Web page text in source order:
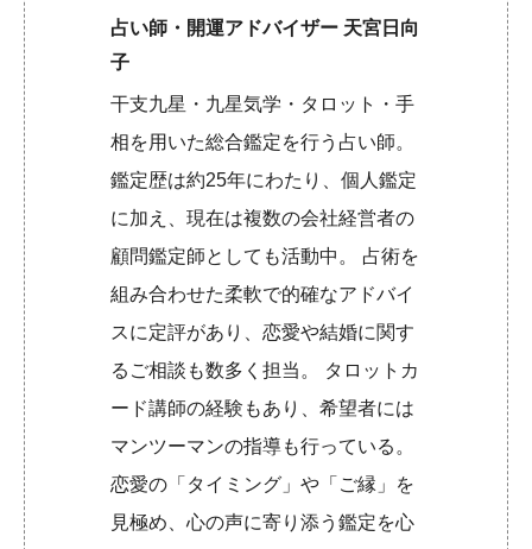
占い師・開運アドバイザー 天宮日向
子
干支九星・九星気学・タロット・手
相を用いた総合鑑定を行う占い師。
鑑定歴は約25年にわたり、個人鑑定
に加え、現在は複数の会社経営者の
顧問鑑定師としても活動中。 占術を
組み合わせた柔軟で的確なアドバイ
スに定評があり、恋愛や結婚に関す
るご相談も数多く担当。 タロットカ
ード講師の経験もあり、希望者には
マンツーマンの指導も行っている。
恋愛の「タイミング」や「ご縁」を
見極め、心の声に寄り添う鑑定を心